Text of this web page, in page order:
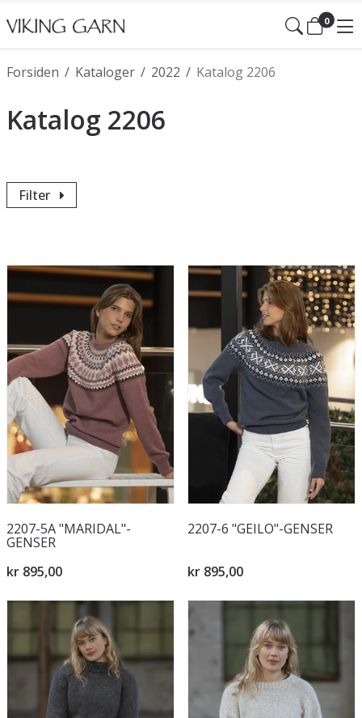
0
/
Forsiden /
Kataloger /
2022 Katalog 2206
Katalog 2206
Filter
2207-5A "MARIDAL"-
GENSER
kr 895,00
2207-6 "GEILO"-GENSER
kr 895,00